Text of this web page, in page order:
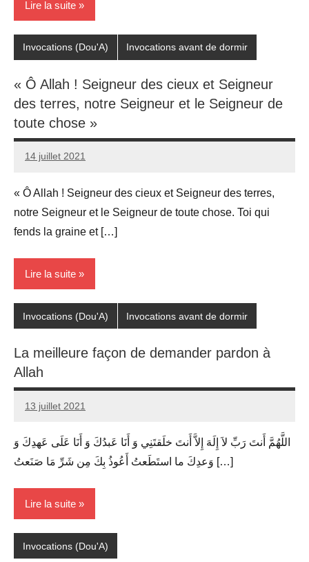
Lire la suite
Invocations (Dou'A) Invocations avant de dormir
« Ô Allah ! Seigneur des cieux et Seigneur
des terres, notre Seigneur et le Seigneur de
toute chose »
14 juillet 2021
prieres
« Ô Allah ! Seigneur des cieux et Seigneur des terres,
notre Seigneur et le Seigneur de toute chose. Toi qui
fends la graine et […]
Lire la suite
Invocations (Dou'A) Invocations avant de dormir
La meilleure façon de demander pardon à
Allah
13 juillet 2021
prieres
اللَّهُمَّ أَنتَ رَبِّ لاَ إِلَهَ إِلاَّ أَنتَ خلَقتَنِي وَ أَنَا عَبدُكَ وَ أَنَا عَلَى عَهدِكَ وَ
وَعدِكَ ما استَطَعتُ أَعُوذُ بِكَ مِن شَرِّ مَا صَنَعتُ […]
Lire la suite
Invocations (Dou'A)